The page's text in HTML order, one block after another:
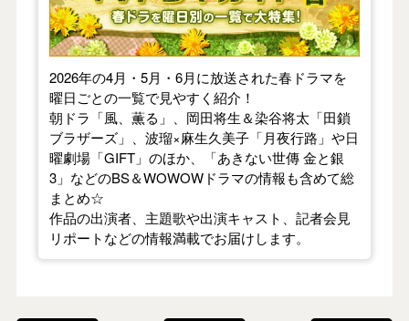
2026年の4月・5月・6月に放送された春ドラマを
曜日ごとの一覧で見やすく紹介！
朝ドラ「風、薫る」、岡田将生＆染谷将太「田鎖
ブラザーズ」、波瑠×麻生久美子「月夜行路」や日
曜劇場「GIFT」のほか、「あきない世傳 金と銀
3」などのBS＆WOWOWドラマの情報も含めて総
まとめ☆
作品の出演者、主題歌や出演キャスト、記者会見
リポートなどの情報満載でお届けします。